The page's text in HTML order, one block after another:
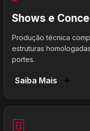
Shows e
Produção técnica
estruturas
portes.
Saiba Mais